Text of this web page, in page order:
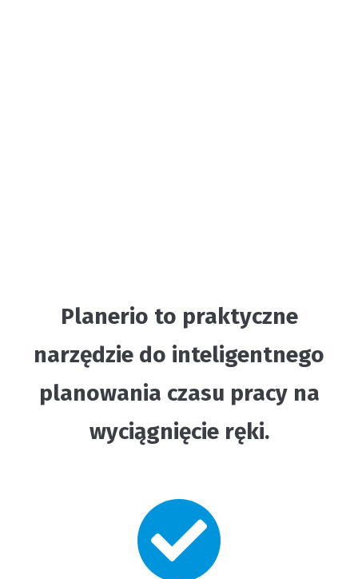
Planerio to praktyczne
narzędzie do inteligentnego
planowania czasu pracy na
wyciągnięcie ręki.